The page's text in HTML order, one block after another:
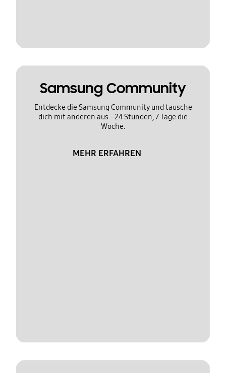
Samsung Community
Entdecke die Samsung Community und tausche
dich mit anderen aus - 24 Stunden, 7 Tage die
Woche.
MEHR ERFAHREN